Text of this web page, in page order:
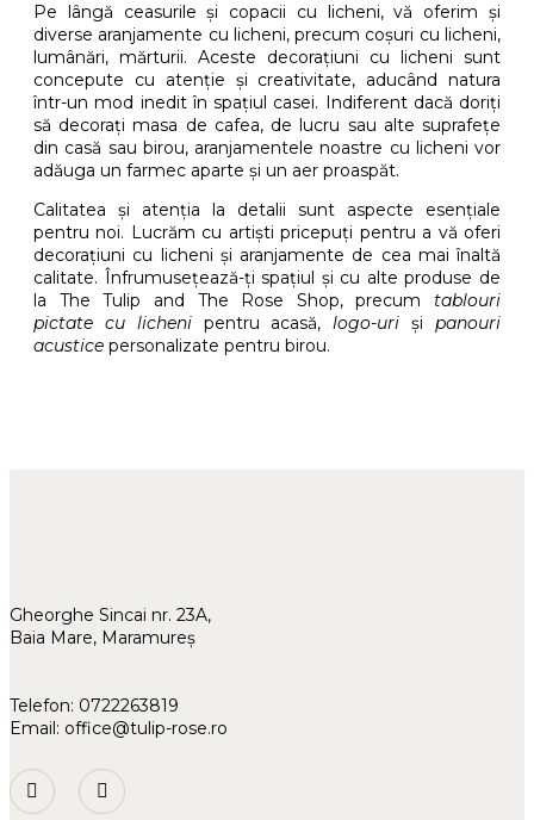
Pe lângă ceasurile și copacii cu licheni, vă oferim și
diverse aranjamente cu licheni, precum coșuri cu licheni,
lumânări, mărturii. Aceste decorațiuni cu licheni sunt
concepute cu atenție și creativitate, aducând natura
într-un mod inedit în spațiul casei. Indiferent dacă doriți
să decorați masa de cafea, de lucru sau alte suprafețe
din casă sau birou, aranjamentele noastre cu licheni vor
adăuga un farmec aparte și un aer proaspăt.
Calitatea și atenția la detalii sunt aspecte esențiale
pentru noi. Lucrăm cu artiști pricepuți pentru a vă oferi
decorațiuni cu licheni și aranjamente de cea mai înaltă
calitate. Înfrumusețează-ți spațiul și cu alte produse de
la The Tulip and The Rose Shop, precum tablouri
pictate culicheni pentru acasă,logo-uri șipanouri
acustice personalizate pentru birou.
Gheorghe Sincai nr. 23A,
Baia Mare, Maramureș
Telefon: 0722263819
Email: office@tulip-rose.ro